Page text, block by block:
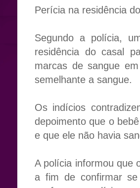
Perícia na residência
Segundo a polícia,
residência do casal
marcas de sangue
semelhante a sangue.
Os indícios
depoimento que o
e que ele não havia
A polícia informou que
a fim de confirmar